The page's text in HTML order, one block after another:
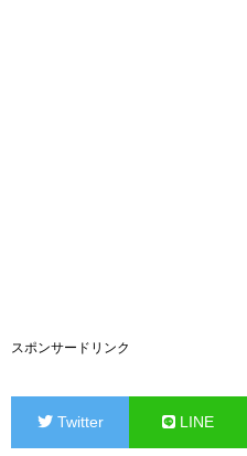
スポンサードリンク
Twitter LINE